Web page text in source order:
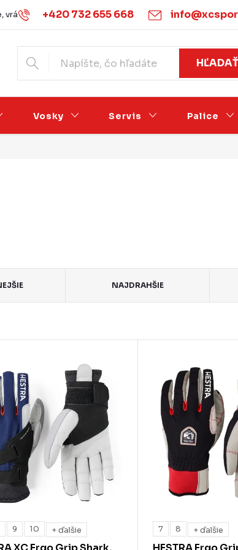
+420 732 655 668
vrácení zboží Obchodné podmienky Podmínky
HĽADAŤ
Vosky Servis Palice
NAJDRAHŠIE
9 10 + ďalšie 7 8 + ďalšie